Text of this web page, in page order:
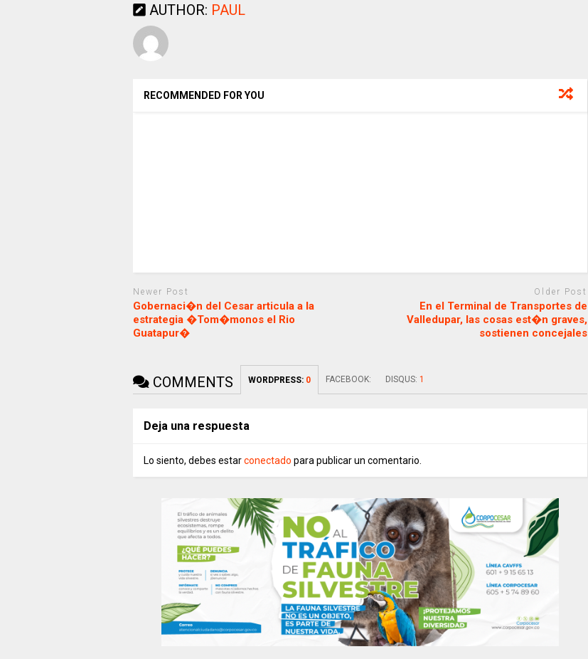
AUTHOR: PAUL
RECOMMENDED FOR YOU
Newer Post
Gobernaci�n del Cesar articula a la
estrategia �Tom�monos el Rio
Guatapur�
Older Post
En el Terminal de Transportes de
Valledupar, las cosas est�n graves,
sostienen concejales
COMMENTS WORDPRESS: 0 FACEBOOK: DISQUS: 1
Deja una respuesta
Lo siento, debes estarconectado para publicar un comentario.